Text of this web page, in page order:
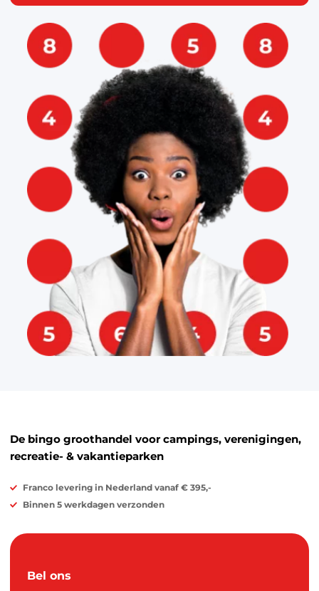
De bingo groothandel voor campings, verenigingen,
recreatie- & vakantieparken
Franco levering in Nederland vanaf € 395,-
Binnen 5 werkdagen verzonden
Bel ons